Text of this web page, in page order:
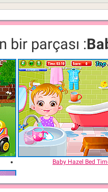
bir parçası :
Baby Hazel Bed